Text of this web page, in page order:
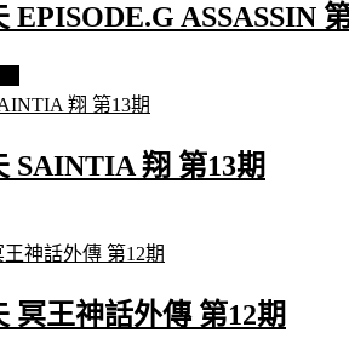
EPISODE.G ASSASSIN
SAINTIA 翔 第13期
冥王神話外傳 第12期